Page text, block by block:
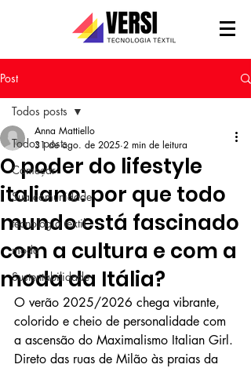
Post
Todos posts
Começar
Sua comunidade
tecnologia têxtil
moda
Sustentabilidade
Todos posts
O poder do lifestyle
italiano: por que todo
mundo está fascinado
com a cultura e com a
moda da Itália?
Anna Mattiello
31 de ago. de 2025 2 min de leitura
O verão 2025/2026 chega vibrante,
colorido e cheio de personalidade com
a ascensão do Maximalismo Italian Girl.
Direto das ruas de Milão às praias da